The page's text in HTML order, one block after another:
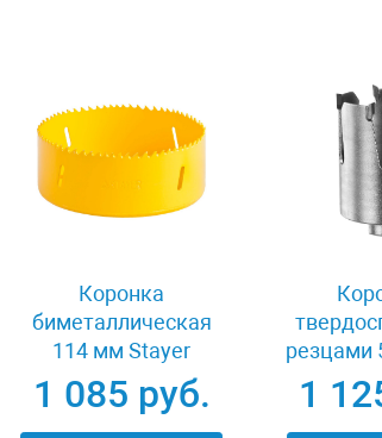
Коронка
биметаллическая
114 мм Stayer
PROFESSIONAL
29547-114
1 085 руб.
резцами
ПРОФИ
1